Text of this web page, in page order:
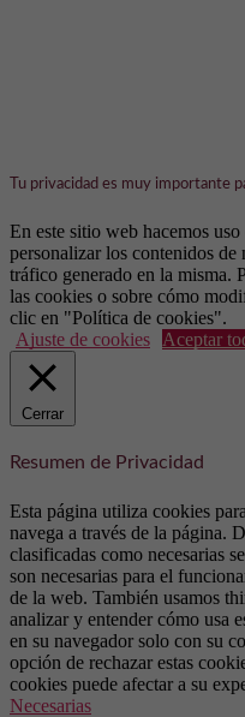
Tu privacidad es muy importante
En este sitio web hacemos
personalizar los contenidos de
tráfico generado en la misma.
las cookies o sobre cómo
clic en "Política de cookies".
Ajuste de cookies
Aceptar
Cerrar
Resumen de Privacidad
Esta página utiliza cookies
navega a través de la página.
clasificadas como necesarias
son necesarias para el
de la web. También usamos
analizar y entender cómo usa
en su navegador solo con su
opción de rechazar estas
cookies puede afectar a su
Necesarias